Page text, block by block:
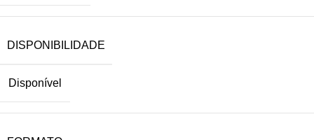
DISPONIBILIDADE
Disponível